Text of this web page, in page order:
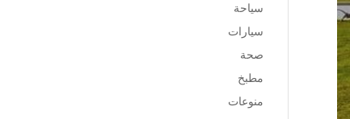
سياحة
سيارات
صحة
مطبخ
منوعات